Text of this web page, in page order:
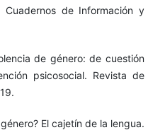
de Información y
de género: de cuestión
psicosocial. Revista de
El cajetín de la lengua.